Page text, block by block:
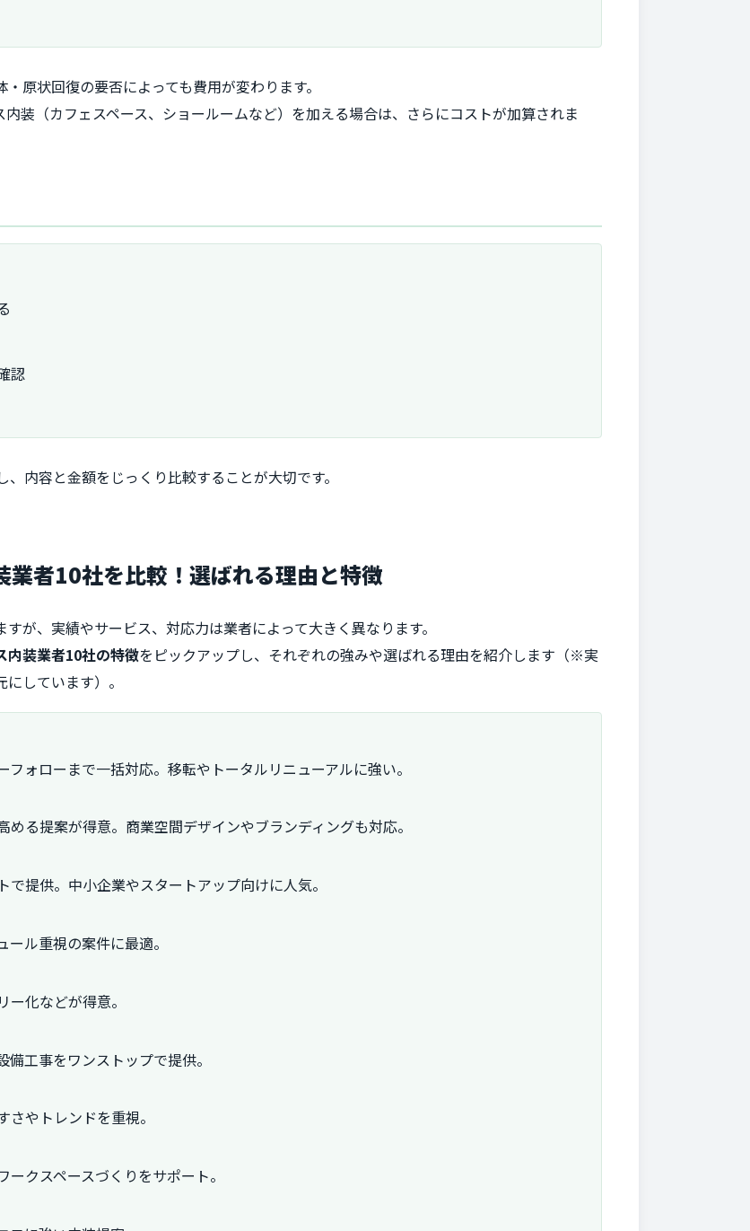
原状回復の要否によっても費用が変わります。
装（カフェスペース、ショールームなど）を加える場合は、さらにコストが加算されま
認
、内容と金額をじっくり比較することが大切です。
業者10社を比較！選ばれる理由と特徴
が、実績やサービス、対応力は業者によって大きく異なります。
内装業者10社の特徴をピックアップし、それぞれの強みや選ばれる理由を紹介します（※実
しています）。
ォローまで一括対応。移転やトータルリニューアルに強い。
る提案が得意。商業空間デザインやブランディングも対応。
提供。中小企業やスタートアップ向けに人気。
ル重視の案件に最適。
化などが得意。
工事をワンストップで提供。
やトレンドを重視。
クスペースづくりをサポート。